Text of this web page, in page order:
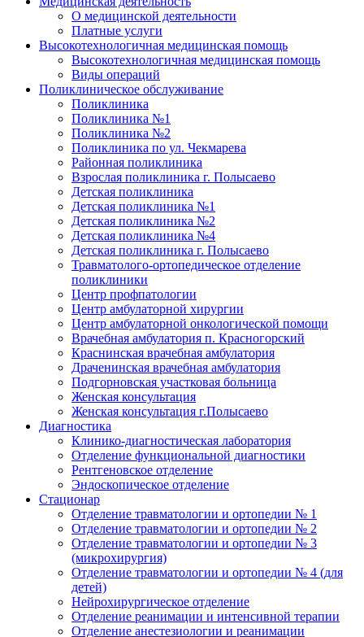
О медицинской деятельности
Платные услуги
Высокотехнологичная медицинская помощь
Высокотехнологичная медицинская помощь
Виды операций
Поликлиническое обслуживание
Поликлиника
Поликлиника №1
Поликлиника №2
Поликлиника по ул. Чекмарева
Районная поликлиника
Взрослая поликлиника г. Полысаево
Детская поликлиника
Детская поликлиника №1
Детская поликлиника №2
Детская поликлиника №4
Детская поликлиника г. Полысаево
Травматолого-ортопедическое отделение
поликлиники
Центр профпатологии
Центр амбулаторной хирургии
Центр амбулаторной онкологической помощи
Врачебная амбулатория п. Красногорский
Краснинская врачебная амбулатория
Драченинская врачебная амбулатория
Подгорновская участковая больница
Женская консультация
Женская консультация г.Полысаево
Диагностика
Клинико-диагностическая лаборатория
Отделение функциональной диагностики
Рентгеновское отделение
Эндоскопическое отделение
Стационар
Отделение травматологии и ортопедии № 1
Отделение травматологии и ортопедии № 2
Отделение травматологии и ортопедии № 3
(микрохирургия)
Отделение травматологии и ортопедии № 4 (для
детей)
Нейрохирургическое отделение
Отделение реанимации и интенсивной терапии
Отделение анестезиологии и реанимации